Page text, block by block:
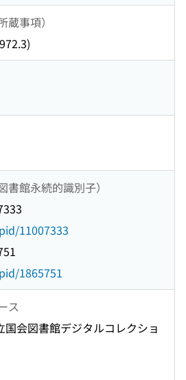
事項）
館永続的識別子）
11007333
1865751
ス
国会図書館デジタルコレクショ